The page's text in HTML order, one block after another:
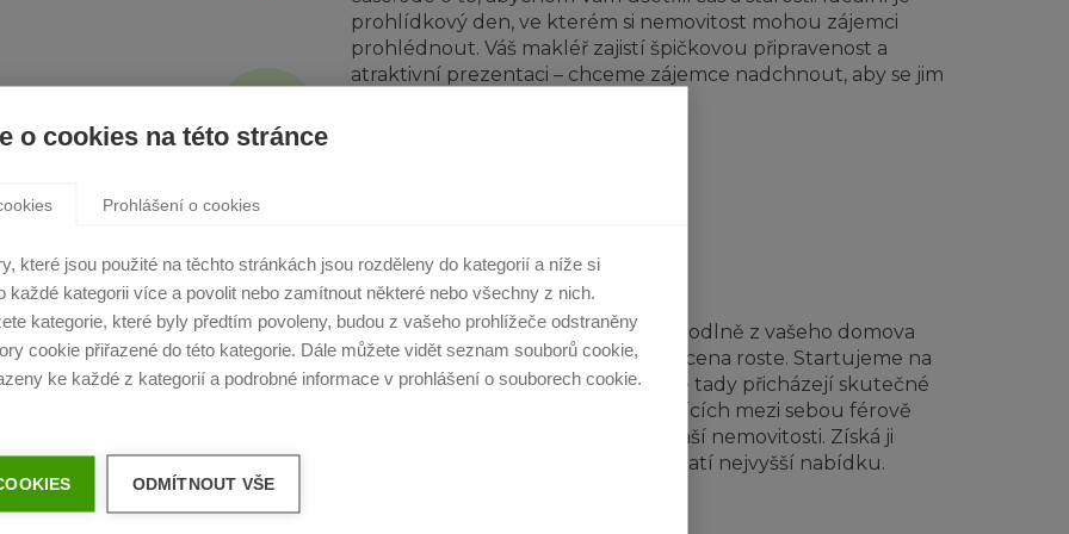
o cookies na této stránce
Prohlášení o cookies
které jsou použité na těchto stránkách jsou rozděleny do kategorií a níže si
každé kategorii více a povolit nebo zamítnout některé nebo všechny z nich.
kategorie, které byly předtím povoleny, budou z vašeho prohlížeče odstraněny
cookie přiřazené do této kategorie. Dále můžete vidět seznam souborů cookie,
ke každé z kategorií a podrobné informace v prohlášení o souborech cookie.
ODMÍTNOUT VŠE
prohlídkový den, ve kterém si nemovitost mohou zájemci
prohlédnout. Váš makléř zajistí špičkovou připravenost a
atraktivní prezentaci – chceme zájemce nadchnout, aby se jim
AUKCE
jsou vždy živým
i ti zájemci, kteří o
aukce, se mohou
TV aukci
prodali za
Aukce probíhá.
VŠE SLEDUJETE ŽIVĚ
V online systému TV Aukce lze pohodlně z vašeho domova
sledovat, jak zájemci přihazují a jak cena roste. Startujeme na
dohodnuté minimální částce. Právě tady přicházejí skutečné
emoce. Mnoho přihlášených kupujících mezi sebou férově
„vysoutěží“ finální prodejní cenu Vaší nemovitosti. Získá ji
opravdový zájemce, který za ni zaplatí nejvyšší nabídku.
CENU
kterou nabídl